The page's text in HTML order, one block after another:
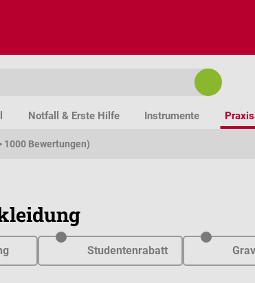
Notfall & Erste Hilfe Instrumente
1000 Bewertungen)
Studentenrabatt